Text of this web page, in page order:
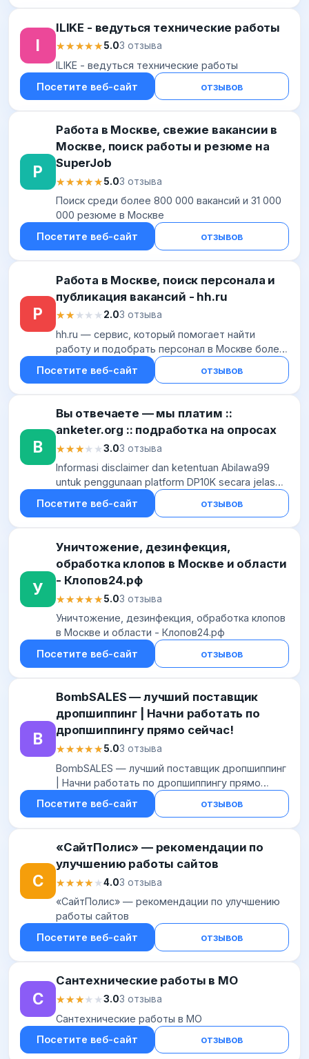
I
ILIKE - ведуться технические работы
★★★★★
★★★★★5.03 отзыва
ILIKE - ведуться технические работы
Посетите веб-сайт
отзывов
Р
Работа в Москве, свежие вакансии в
Москве, поиск работы и резюме на
SuperJob
★★★★★
★★★★★5.03 отзыва
Поиск среди более 800 000 вакансий и 31 000
000 резюме в Москве
Посетите веб-сайт
отзывов
Р
Работа в Москве, поиск персонала и
публикация вакансий - hh.ru
★★★★★
★★★★★2.03 отзыва
hh.ru — сервис, который помогает найти
работу и подобрать персонал в Москве более
20 лет! Создавайте резюме и откликайтесь на
вакансии. Набирайте сотрудников и
Посетите веб-сайт отзывов
В
Вы отвечаете — мы платим ::
anketer.org :: подработка на опросах
★★★★★
★★★★★3.03 отзыва
Informasi disclaimer dan ketentuan Abilawa99
untuk penggunaan platform DP10K secara jelas
dan terbuka.
Посетите веб-сайт отзывов
У
Уничтожение, дезинфекция,
обработка клопов в Москве и области
- Клопов24.рф
★★★★★
★★★★★5.03 отзыва
Уничтожение, дезинфекция, обработка клопов
в Москве и области - Клопов24.рф
Посетите веб-сайт
отзывов
B
BombSALES — лучший поставщик
дропшиппинг | Начни работать по
дропшиппингу прямо сейчас!
★★★★★
★★★★★5.03 отзыва
BombSALES — лучший поставщик дропшиппинг
| Начни работать по дропшиппингу прямо
Посетите веб-сайт отзывов
С
«СайтПолис» — рекомендации по
улучшению работы сайтов
★★★★★
★★★★★4.03 отзыва
«СайтПолис» — рекомендации по улучшению
работы сайтов
Посетите веб-сайт
отзывов
С
Сантехнические работы в МО
★★★★★
★★★★★3.03 отзыва
Сантехнические работы в МО
Посетите веб-сайт
отзывов